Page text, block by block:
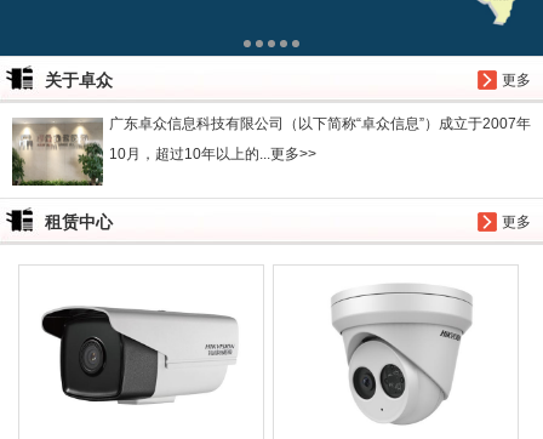
更多
关于卓众
广东卓众信息科技有限公司（以下简称“卓众信息”）成立于2007年
10月，超过10年以上的...更多>>
更多
租赁中心